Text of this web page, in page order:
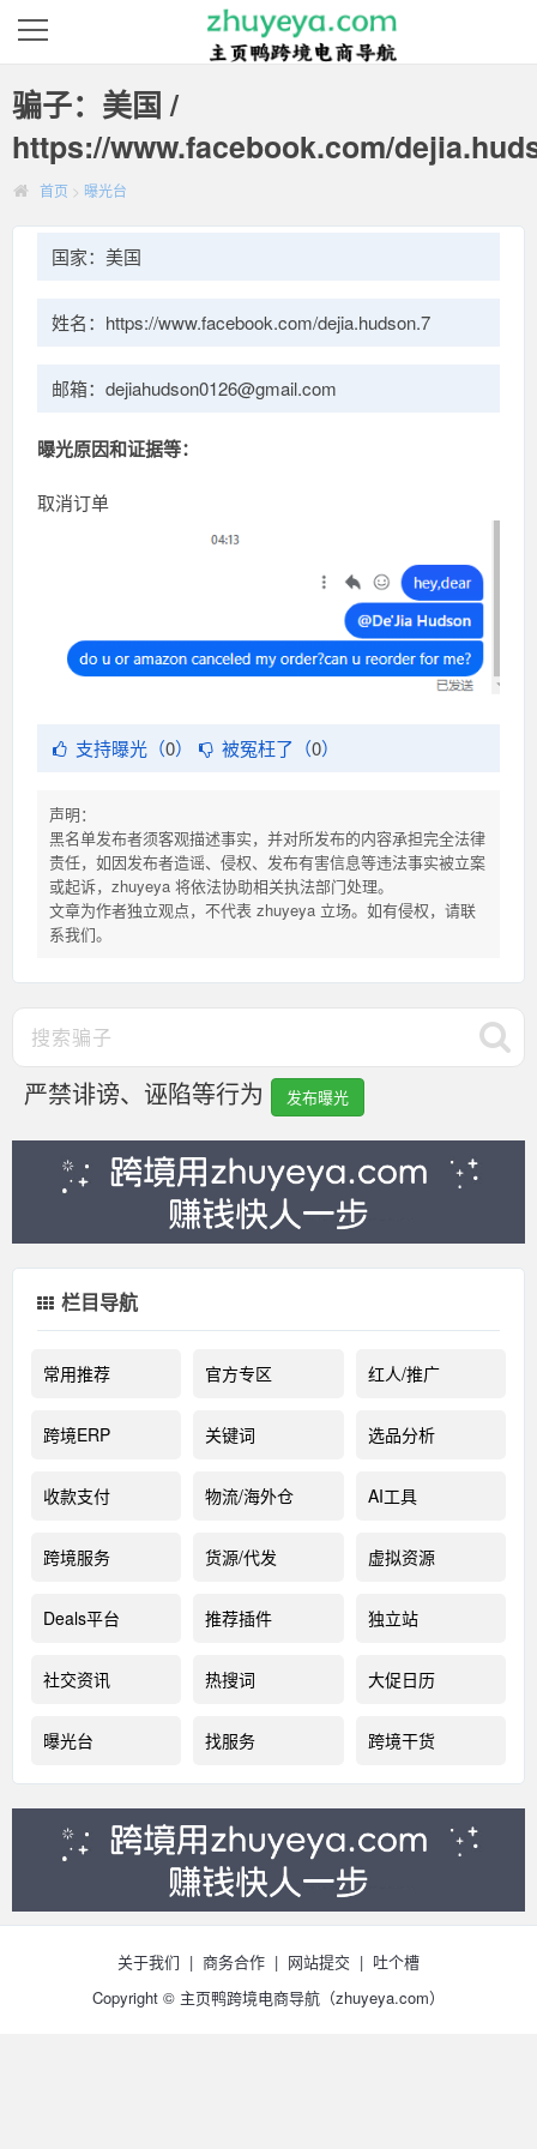
骗子：美国 /
https://www.facebook.com/
首页 > 曝光台
国家：美国
姓名：https://www.facebook.com/dejia.hudson.7
邮箱：dejiahudson0126@gmail.com
曝光原因和证据等：
取消订单
支持曝光（0） 被冤枉了（0）
声明：
黑名单发布者须客观描述事实，并对所发布的内容承担完全法律
责任，如因发布者造谣、侵权、发布有害信息等违法事实被立案
或起诉，zhuyeya 将依法协助相关执法部门处理。
文章为作者独立观点，不代表 zhuyeya 立场。如有侵权，请联
系我们。
严禁诽谤、诬陷等行为 发布曝光
栏目导航
常用推荐 官方专区 红人/推广
跨境ERP 关键词 选品分析
收款支付 物流/海外仓 AI工具
跨境服务 货源/代发 虚拟资源
Deals平台 推荐插件 独立站
社交资讯 热搜词 大促日历
曝光台 找服务 跨境干货
关于我们 | 商务合作 | 网站提交 | 吐个槽
Copyright © 主页鸭跨境电商导航（zhuyeya.com）